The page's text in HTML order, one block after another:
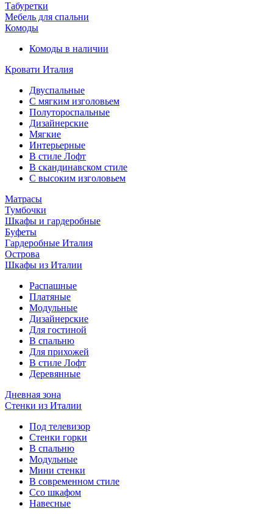
Табуретки
Мебель для спальни
Комоды
Комоды в наличии
Кровати Италия
Двуспальные
С мягким изголовьем
Полутороспальные
Дизайнерские
Мягкие
Интерьерные
В стиле Лофт
В скандинавском стиле
С высоким изголовьем
Матрасы
Тумбочки
Шкафы и гардеробные
Буфеты
Гардеробные Италия
Острова
Шкафы из Италии
Распашные
Платяные
Модульные
Дизайнерские
Для гостиной
В спальню
Для прихожей
В стиле Лофт
Деревянные
Дневная зона
Стенки из Италии
Под телевизор
Стенки горки
В спальню
Модульные
Мини стенки
В современном стиле
Ссо шкафом
Навесные